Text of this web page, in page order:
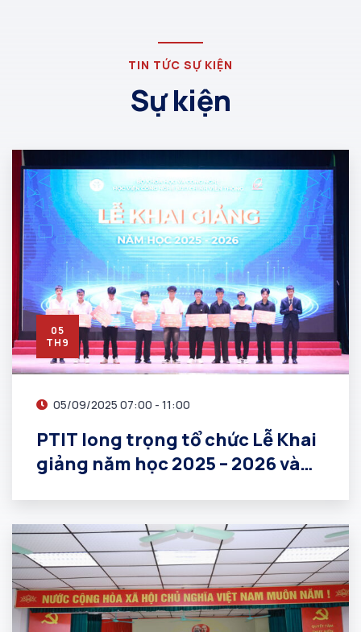
TIN TỨC SỰ KIỆN
Sự kiện
05
TH9
05/09/2025 07:00 - 11:00
PTIT long trọng tổ chức Lễ Khai
giảng năm học 2025 – 2026 và